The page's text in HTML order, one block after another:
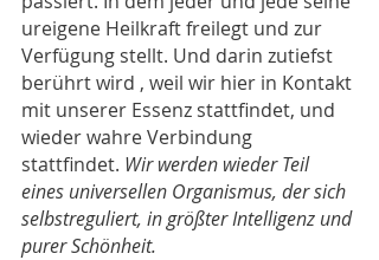
ureigene Heilkraft freilegt und zur
Verfügung stellt. Und darin zutiefst
berührt wird , weil wir hier in Kontakt
mit unserer Essenz stattfindet, und
wieder wahre Verbindung
stattfindet. Wir werden wieder Teil
eines universellen Organismus, der sich
selbstreguliert, in größter Intelligenz und
purer Schönheit.